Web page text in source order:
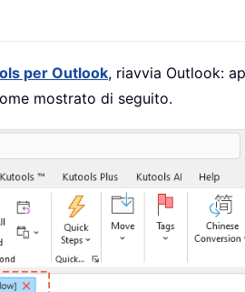
per Outlook, riavvia Outlook:
mostrato di seguito.